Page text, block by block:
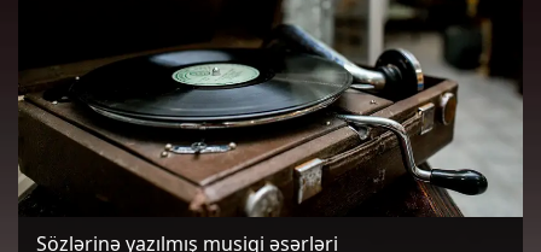
Sözlərinə yazılmış musiqi əsərləri